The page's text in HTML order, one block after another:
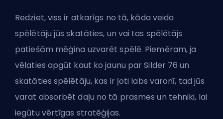
Redziet, viss ir atkarīgs no tā, kāda veida
spēlētāju jūs skatāties, un vai tas spēlētājs
patiešām mēģina uzvarēt spēlē. Piemēram, ja
vēlaties apgūt kaut ko jaunu par Silder 76 un
skatāties spēlētāju, kas ir ļoti labs varonī, tad jūs
varat absorbēt daļu no tā prasmes un tehniki, lai
iegūtu vērtīgas stratēģijas.